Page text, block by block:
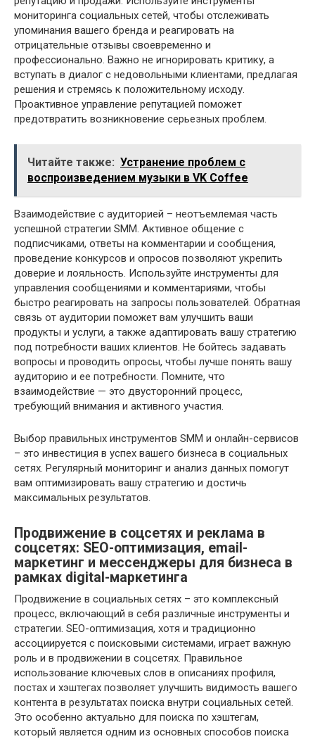
мониторинга социальных сетей, чтобы отслеживать
упоминания вашего бренда и реагировать на
отрицательные отзывы своевременно и
профессионально. Важно не игнорировать критику, а
вступать в диалог с недовольными клиентами, предлагая
решения и стремясь к положительному исходу.
Проактивное управление репутацией поможет
предотвратить возникновение серьезных проблем.
Читайте также: Устранение проблем с
воспроизведением музыки в VK Coffee
Взаимодействие с аудиторией – неотъемлемая часть
успешной стратегии SMM. Активное общение с
подписчиками, ответы на комментарии и сообщения,
проведение конкурсов и опросов позволяют укрепить
доверие и лояльность. Используйте инструменты для
управления сообщениями и комментариями, чтобы
быстро реагировать на запросы пользователей. Обратная
связь от аудитории поможет вам улучшить ваши
продукты и услуги, а также адаптировать вашу стратегию
под потребности ваших клиентов. Не бойтесь задавать
вопросы и проводить опросы, чтобы лучше понять вашу
аудиторию и ее потребности. Помните, что
взаимодействие — это двусторонний процесс,
требующий внимания и активного участия.
Выбор правильных инструментов SMM и онлайн-сервисов
– это инвестиция в успех вашего бизнеса в социальных
сетях. Регулярный мониторинг и анализ данных помогут
вам оптимизировать вашу стратегию и достичь
максимальных результатов.
Продвижение в соцсетях и реклама в
соцсетях: SEO-оптимизация, email-
маркетинг и мессенджеры для бизнеса в
рамках digital-маркетинга
Продвижение в социальных сетях – это комплексный
процесс, включающий в себя различные инструменты и
стратегии. SEO-оптимизация, хотя и традиционно
ассоциируется с поисковыми системами, играет важную
роль и в продвижении в соцсетях. Правильное
использование ключевых слов в описаниях профиля,
постах и хэштегах позволяет улучшить видимость вашего
контента в результатах поиска внутри социальных сетей.
Это особенно актуально для поиска по хэштегам,
который является одним из основных способов поиска